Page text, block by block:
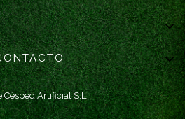
Césped Artificial S.L